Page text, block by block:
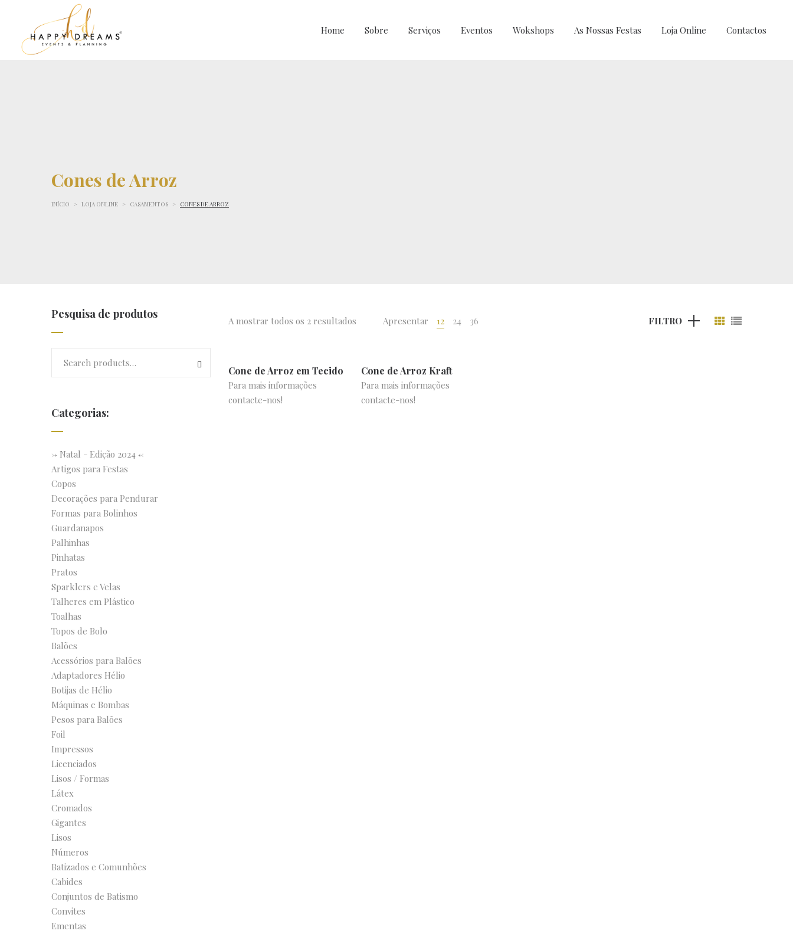
Home Sobre Serviços Eventos Wokshops As Nossas Festas Loja Online Contactos
Cones de Arroz
INÍCIO > LOJA ONLINE > CASAMENTOS > CONES DE ARROZ
A mostrar todos os 2 resultados Apresentar 12 24 36 FILTRO
Cone de Arroz em Tecido
Para mais informações
contacte-nos!
Cone de Arroz Kraft
Para mais informações
contacte-nos!
Pesquisa de produtos
Categorias:
-> Natal - Edição 2024 <-
Artigos para Festas
Copos
Decorações para Pendurar
Formas para Bolinhos
Guardanapos
Palhinhas
Pinhatas
Pratos
Sparklers e Velas
Talheres em Plástico
Toalhas
Topos de Bolo
Balões
Acessórios para Balões
Adaptadores Hélio
Botijas de Hélio
Máquinas e Bombas
Pesos para Balões
Foil
Impressos
Licenciados
Lisos / Formas
Látex
Cromados
Gigantes
Lisos
Números
Batizados e Comunhões
Cabides
Conjuntos de Batismo
Convites
Ementas